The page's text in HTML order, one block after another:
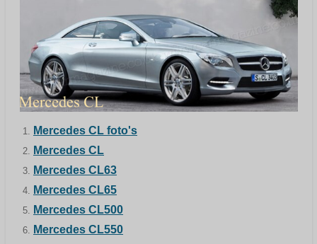
Mercedes CL foto's
Mercedes CL
Mercedes CL63
Mercedes CL65
Mercedes CL500
Mercedes CL550